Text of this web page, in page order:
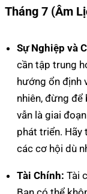
Tháng 7 (Âm
Sự Nghiệp và
cần tập trung
hướng ổn định
nhiên, đừng để
vẫn là giai
phát triển. Hãy
các cơ hội dù
Tài Chính: Tài